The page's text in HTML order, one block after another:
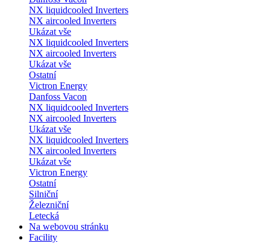
NX liquidcooled Inverters
NX aircooled Inverters
Ukázat vše
NX liquidcooled Inverters
NX aircooled Inverters
Ukázat vše
Ostatní
Victron Energy
Danfoss Vacon
NX liquidcooled Inverters
NX aircooled Inverters
Ukázat vše
NX liquidcooled Inverters
NX aircooled Inverters
Ukázat vše
Victron Energy
Ostatní
Silniční
Železniční
Letecká
Na webovou stránku
Facility